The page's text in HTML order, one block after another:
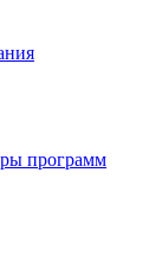
программ